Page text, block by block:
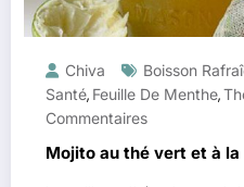
Chiva Boisson
Santé, Feuille De Menthe,
Commentaires
Mojito au thé vert et à